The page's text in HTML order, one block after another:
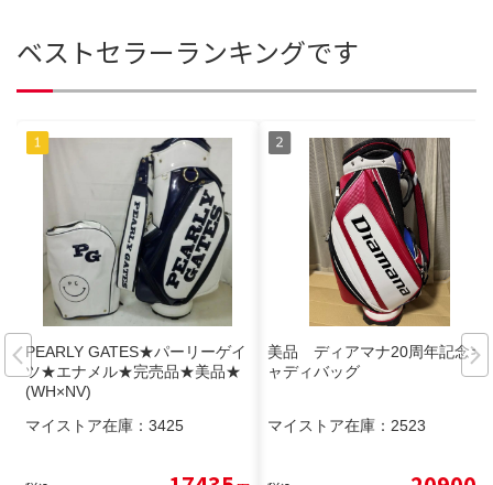
ベストセラーランキングです
PEARLY GATES★パーリーゲイ
ツ★エナメル★完売品★美品★
(WH×NV)
マイストア在庫： 3425
美品 ディアマナ20周年記念キ
ャディバッグ
マイストア在庫： 2523